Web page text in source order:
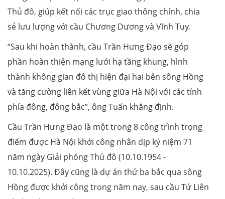
Thủ đô, giúp kết nối các trục giao thông chính, chia
sẻ lưu lượng với cầu Chương Dương và Vĩnh Tuy.
“Sau khi hoàn thành, cầu Trần Hưng Đạo sẽ góp
phần hoàn thiện mạng lưới hạ tầng khung, hình
thành không gian đô thị hiện đại hai bên sông Hồng
và tăng cường liên kết vùng giữa Hà Nội với các tỉnh
phía đông, đông bắc”, ông Tuấn khẳng định.
Cầu Trần Hưng Đạo là một trong 8 công trình trọng
điểm được Hà Nội khởi công nhân dịp kỷ niệm 71
năm ngày Giải phóng Thủ đô (10.10.1954 -
10.10.2025). Đây cũng là dự án thứ ba bắc qua sông
Hồng được khởi công trong năm nay, sau cầu Tứ Liên